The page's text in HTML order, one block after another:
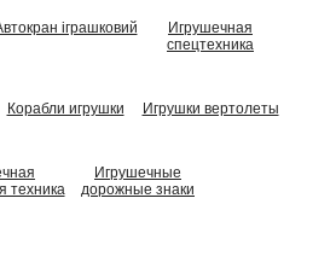
іграшковий
Игрушечная
спецтехника
Корабли игрушки Игрушки вертолеты
техника
Игрушечные
дорожные знаки